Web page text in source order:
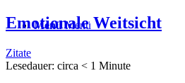
Menü Menü
Emo­tio­na­le Weitsicht
Zitate
Lese­dau­er: cir­ca < 1 Minu­te